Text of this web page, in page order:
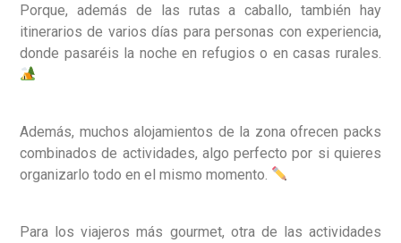
Porque, además de las rutas a caballo, también hay
itinerarios de varios días para personas con experiencia,
donde pasaréis la noche en refugios o en casas rurales.
Además, muchos alojamientos de la zona ofrecen packs
combinados de actividades, algo perfecto por si quieres
organizarlo todo en el mismo momento.
Para los viajeros más gourmet, otra de las actividades